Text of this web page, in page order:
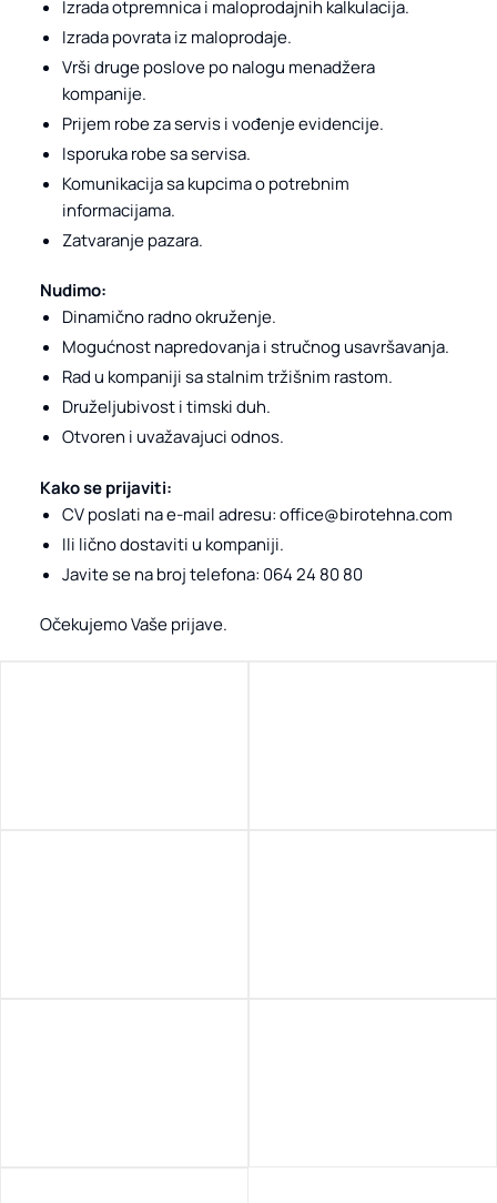
Izrada otpremnica i maloprodajnih kalkulacija.
Izrada povrata iz maloprodaje.
Vrši druge poslove po nalogu menadžera
kompanije.
Prijem robe za servis i vođenje evidencije.
Isporuka robe sa servisa.
Komunikacija sa kupcima o potrebnim
informacijama.
Zatvaranje pazara.
Nudimo:
Dinamično radno okruženje.
Mogućnost napredovanja i stručnog usavršavanja.
Rad u kompaniji sa stalnim tržišnim rastom.
Druželjubivost i timski duh.
Otvoren i uvažavajuci odnos.
Kako se prijaviti:
CV poslati na e-mail adresu: office@birotehna.com
Ili lično dostaviti u kompaniji.
Javite se na broj telefona: 064 24 80 80
Očekujemo Vaše prijave.